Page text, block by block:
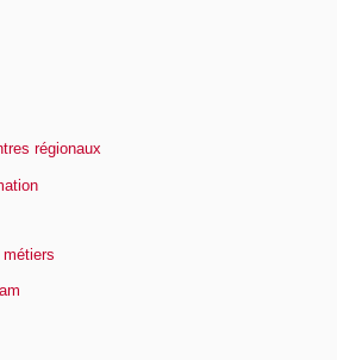
régionaux